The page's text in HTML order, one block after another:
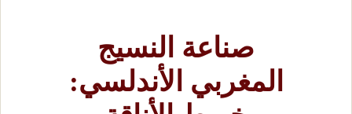
صناعة النسيج
المغربي الأندلسي: